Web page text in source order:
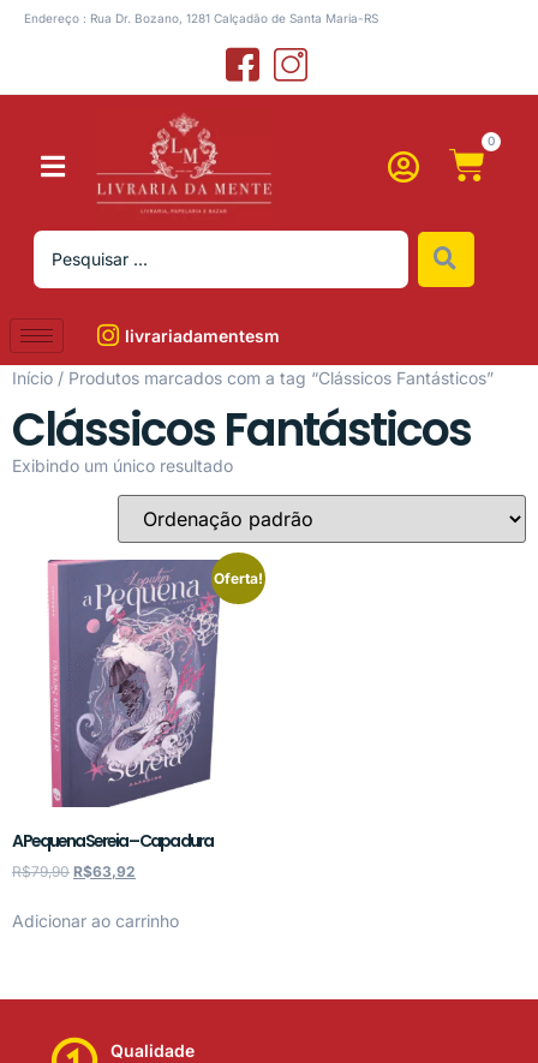
Endereço : Rua Dr. Bozano, 1281 Calçadão de Santa Maria-RS
0
livrariadamentesm
Início / Produtos marcados com a tag “Clássicos Fantásticos”
Clássicos Fantásticos
Exibindo um único resultado
Oferta!
A Pequena Sereia – Capa dura
R$79,90 R$63,92
Adicionar ao carrinho
Qualidade